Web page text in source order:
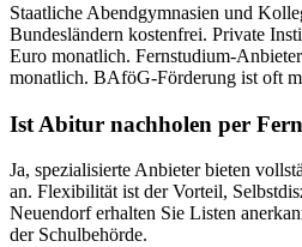
Staatliche Abendgymnasien und
Bundesländern kostenfrei. Private
Euro monatlich. Fernstudium-
monatlich. BAföG-Förderung ist oft
Ist Abitur nachholen per
Ja, spezialisierte Anbieter bieten
an. Flexibilität ist der Vorteil,
Neuendorf erhalten Sie Listen
der Schulbehörde.